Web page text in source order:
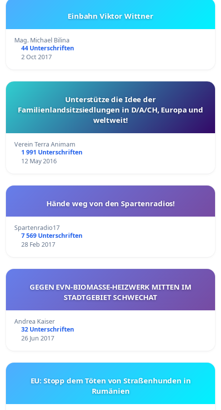
Einbahn Viktor Wittner
Mag. Michael Bilina
44 Unterschriften
2 Oct 2017
Unterstütze die Idee der
Familienlandsitzsiedlungen in D/A/CH, Europa und
weltweit!
Verein Terra Animam
1 991 Unterschriften
12 May 2016
Hände weg von den Spartenradios!
Spartenradio17
7 569 Unterschriften
28 Feb 2017
GEGEN EVN-BIOMASSE-HEIZWERK MITTEN IM
STADTGEBIET SCHWECHAT
Andrea Kaiser
32 Unterschriften
26 Jun 2017
EU: Stopp dem Töten von Straßenhunden in
Rumänien